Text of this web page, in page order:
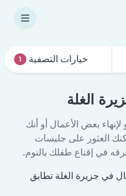
خيارات التصفية 1
الغلة
بعض الأعمال أو أنك
العثور على جليسات
في إقناع طفلك بالنوم.
في جزيرة الغلة تطابق